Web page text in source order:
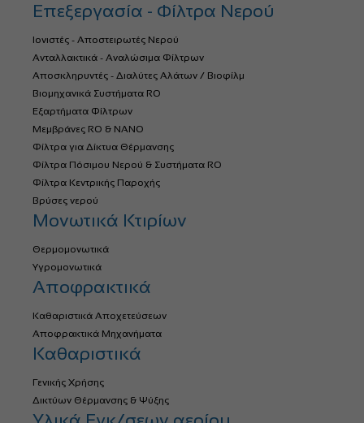
Επεξεργασία - Φίλτρα Νερού
Ιονιστές - Αποστειρωτές Νερού
Ανταλλακτικά - Αναλώσιμα Φίλτρων
Αποσκληρυντές - Διαλύτες Αλάτων / Βιοφίλμ
Βιομηχανικά Συστήματα RO
Εξαρτήματα Φίλτρων
Μεμβράνες RO & NANO
Φίλτρα για Δίκτυα Θέρμανσης
Φίλτρα Πόσιμου Νερού & Συστήματα RO
Φίλτρα Κεντρικής Παροχής
Βρύσες νερού
Μονωτικά Κτιρίων
Θερμομονωτικά
Υγρομονωτικά
Αποφρακτικά
Καθαριστικά Αποχετεύσεων
Αποφρακτικά Μηχανήματα
Καθαριστικά
Γενικής Χρήσης
Δικτύων Θέρμανσης & Ψύξης